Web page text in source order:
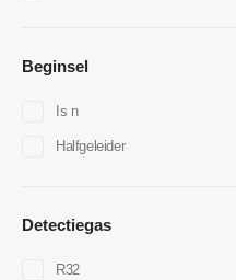
Beginsel
Is n
Halfgeleider
Detectiegas
R32
E -mail: cece@winsensor.com
Whatsapp: +8618595618735